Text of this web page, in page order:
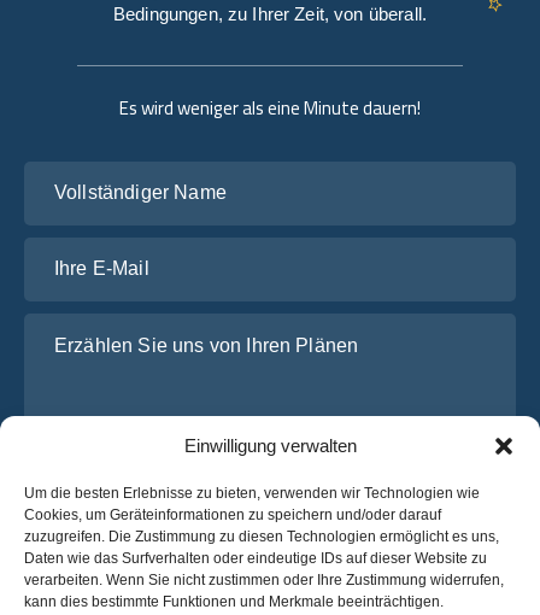
Einwilligung verwalten
Um die besten Erlebnisse zu bieten, verwenden wir Technologien wie
Cookies, um Geräteinformationen zu speichern und/oder darauf
zuzugreifen. Die Zustimmung zu diesen Technologien ermöglicht es uns,
Daten wie das Surfverhalten oder eindeutige IDs auf dieser Website zu
verarbeiten. Wenn Sie nicht zustimmen oder Ihre Zustimmung widerrufen,
kann dies bestimmte Funktionen und Merkmale beeinträchtigen.
Es wird weniger als eine Minute dauern!
Ich habe dieDatenschutz-Bestimmungenvon OsaBus
gelesen und stimme ihnen zu.
Bedingungen, zu Ihrer Zeit, von überall.